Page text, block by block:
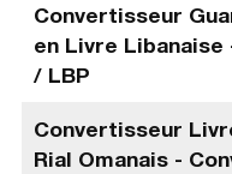
Convertisseur
en Livre Libanaise
/ LBP
Convertisseur
Rial Omanais -